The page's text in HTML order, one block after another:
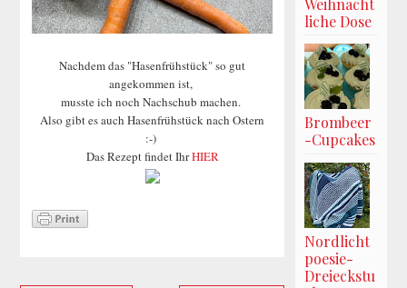
Nachdem das "Hasenfrühstück" so gut
angekommen ist,
musste ich noch Nachschub machen.
Also gibt es auch Hasenfrühstück nach Ostern
:-)
Das Rezept findet IhrHIER
liche Dose
Brombeer
-Cupcakes
Nordlicht
poesie-
Dreieckstu